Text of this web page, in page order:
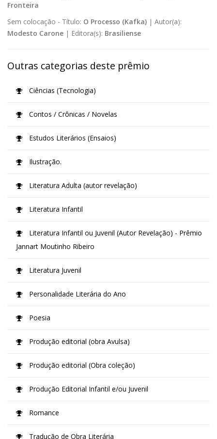
Fronteira
Sem colocação - Título: O Processo (Kafka) | Autor(a):
Modesto Carone | Editora(s): Brasiliense
Outras categorias deste prêmio
Ciências (Tecnologia)
Contos / Crônicas / Novelas
Estudos Literários (Ensaios)
Ilustração.
Literatura Adulta (autor revelação)
Literatura Infantil
Literatura Infantil ou Juvenil (Autor Revelação) - Prêmio
Jannart Moutinho Ribeiro
Literatura Juvenil
Personalidade Literária do Ano
Poesia
Produção editorial (obra Avulsa)
Produção editorial (Obra coleção)
Produção Editorial Infantil e/ou Juvenil
Romance
Tradução de Obra Literária